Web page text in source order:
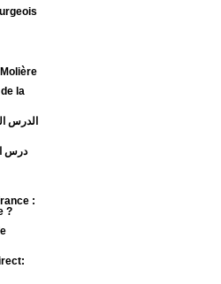
la
الدرس
درس
:
?